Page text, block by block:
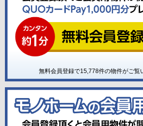
無料会員登録で15,778件の物件がご覧